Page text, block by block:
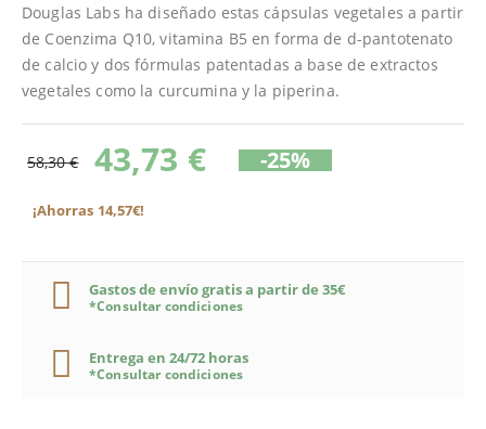
Douglas Labs ha diseñado estas cápsulas vegetales a partir
de Coenzima Q10, vitamina B5 en forma de d-pantotenato
de calcio y dos fórmulas patentadas a base de extractos
vegetales como la curcumina y la piperina.
58,30 € 43,73 € -25%
¡Ahorras 14,57€!
Gastos de envío gratis a partir de 35€
*Consultar condiciones
Entrega en 24/72 horas
*Consultar condiciones